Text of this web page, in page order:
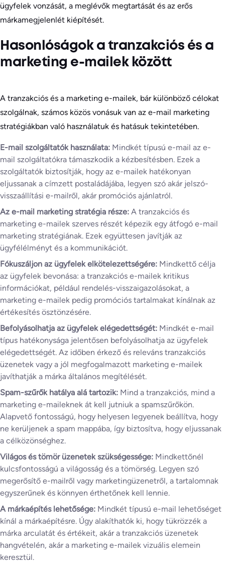
ügyfelek vonzását, a meglévők megtartását és az erős
márkamegjelenlét kiépítését.
Hasonlóságok a tranzakciós és a
marketing e-mailek között
A tranzakciós és a marketing e-mailek, bár különböző célokat
szolgálnak, számos közös vonásuk van az e-mail marketing
stratégiákban való használatuk és hatásuk tekintetében.
E-mail szolgáltatók használata: Mindkét típusú e-mail az e-
mail szolgáltatókra támaszkodik a kézbesítésben. Ezek a
szolgáltatók biztosítják, hogy az e-mailek hatékonyan
eljussanak a címzett postaládájába, legyen szó akár jelszó-
visszaállítási e-mailről, akár promóciós ajánlatról.
Az e-mail marketing stratégia része: A tranzakciós és
marketing e-mailek szerves részét képezik egy átfogó e-mail
marketing stratégiának. Ezek együttesen javítják az
ügyfélélményt és a kommunikációt.
Fókuszáljon az ügyfelek elkötelezettségére: Mindkettő célja
az ügyfelek bevonása: a tranzakciós e-mailek kritikus
információkat, például rendelés-visszaigazolásokat, a
marketing e-mailek pedig promóciós tartalmakat kínálnak az
értékesítés ösztönzésére.
Befolyásolhatja az ügyfelek elégedettségét: Mindkét e-mail
típus hatékonysága jelentősen befolyásolhatja az ügyfelek
elégedettségét. Az időben érkező és releváns tranzakciós
üzenetek vagy a jól megfogalmazott marketing e-mailek
javíthatják a márka általános megítélését.
Spam-szűrők hatálya alá tartozik: Mind a tranzakciós, mind a
marketing e-maileknek át kell jutniuk a spamszűrőkön.
Alapvető fontosságú, hogy helyesen legyenek beállítva, hogy
ne kerüljenek a spam mappába, így biztosítva, hogy eljussanak
a célközönséghez.
Világos és tömör üzenetek szükségessége: Mindkettőnél
kulcsfontosságú a világosság és a tömörség. Legyen szó
megerősítő e-mailről vagy marketingüzenetről, a tartalomnak
egyszerűnek és könnyen érthetőnek kell lennie.
A márkaépítés lehetősége: Mindkét típusú e-mail lehetőséget
kínál a márkaépítésre. Úgy alakíthatók ki, hogy tükrözzék a
márka arculatát és értékeit, akár a tranzakciós üzenetek
hangvételén, akár a marketing e-mailek vizuális elemein
keresztül.